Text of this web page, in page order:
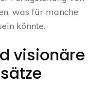
was für manche
könnte.
visionäre